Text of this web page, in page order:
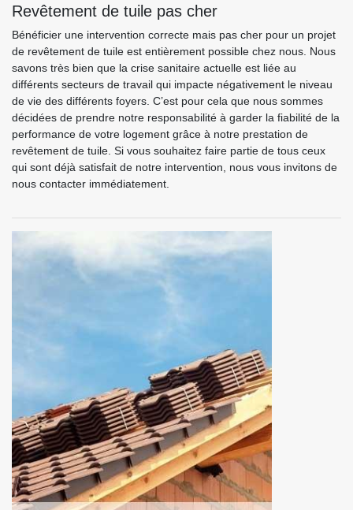
Revêtement de tuile pas cher
Bénéficier une intervention correcte mais pas cher pour un projet
de revêtement de tuile est entièrement possible chez nous. Nous
savons très bien que la crise sanitaire actuelle est liée au
différents secteurs de travail qui impacte négativement le niveau
de vie des différents foyers. C’est pour cela que nous sommes
décidées de prendre notre responsabilité à garder la fiabilité de la
performance de votre logement grâce à notre prestation de
revêtement de tuile. Si vous souhaitez faire partie de tous ceux
qui sont déjà satisfait de notre intervention, nous vous invitons de
nous contacter immédiatement.